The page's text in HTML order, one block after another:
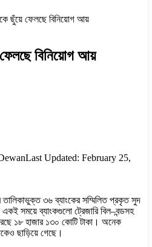
ছুঁয়ে ফেলছে বিনিয়োগ আয়
বিনিয়োগ আয়
Last Updated: February 25,
তালিকাভুক্ত ৩৬ ব্যাংকের সম্মিলিত প্রকৃত সুদ
সময়ে ব্যাংকগুলো ট্রেজারি বিল–বন্ডসহ
১৮ হাজার ১৩০ কোটি টাকা। অনেক
ছাড়িয়ে গেছে।